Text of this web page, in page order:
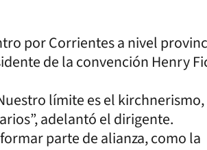
por Corrientes a nivel
de la convención Henry
límite es el kirchnerismo,
adelantó el dirigente.
parte de alianza, como la